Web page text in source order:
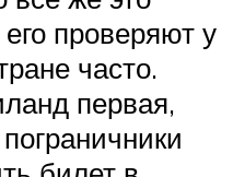
проверяют у
часто.
первая,